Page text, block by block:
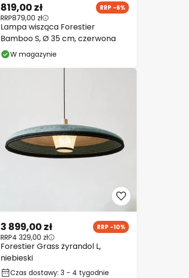
Lampa wisząca Forestier
Bamboo S, Ø 35 cm, czerwona
819,00 zł RRP -6%
RRP879,00 zł
W magazynie
Forestier Grass żyrandol L,
niebieski
3 899,00 zł RRP -10%
RRP4 329,00 zł
Czas dostawy: 3 - 4 tygodnie